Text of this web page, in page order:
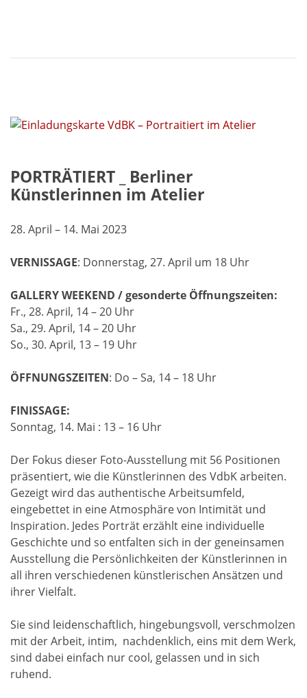
PORTRÄTIERT _ Berliner
Künstlerinnen im Atelier
28. April – 14. Mai 2023
VERNISSAGE: Donnerstag, 27. April um 18 Uhr
GALLERY WEEKEND / gesonderte Öffnungszeiten:
Fr., 28. April, 14 – 20 Uhr
Sa., 29. April, 14 – 20 Uhr
So., 30. April, 13 – 19 Uhr
ÖFFNUNGSZEITEN: Do – Sa, 14 – 18 Uhr
FINISSAGE:
Sonntag, 14. Mai : 13 – 16 Uhr
Der Fokus dieser Foto-Ausstellung mit 56 Positionen
präsentiert, wie die Künstlerinnen des VdbK arbeiten.
Gezeigt wird das authentische Arbeitsumfeld,
eingebettet in eine Atmosphäre von Intimität und
Inspiration. Jedes Porträt erzählt eine individuelle
Geschichte und so entfalten sich in der geneinsamen
Ausstellung die Persönlichkeiten der Künstlerinnen in
all ihren verschiedenen künstlerischen Ansätzen und
ihrer Vielfalt.
Sie sind leidenschaftlich, hingebungsvoll, verschmolzen
mit der Arbeit, intim, nachdenklich, eins mit dem Werk,
sind dabei einfach nur cool, gelassen und in sich
ruhend.